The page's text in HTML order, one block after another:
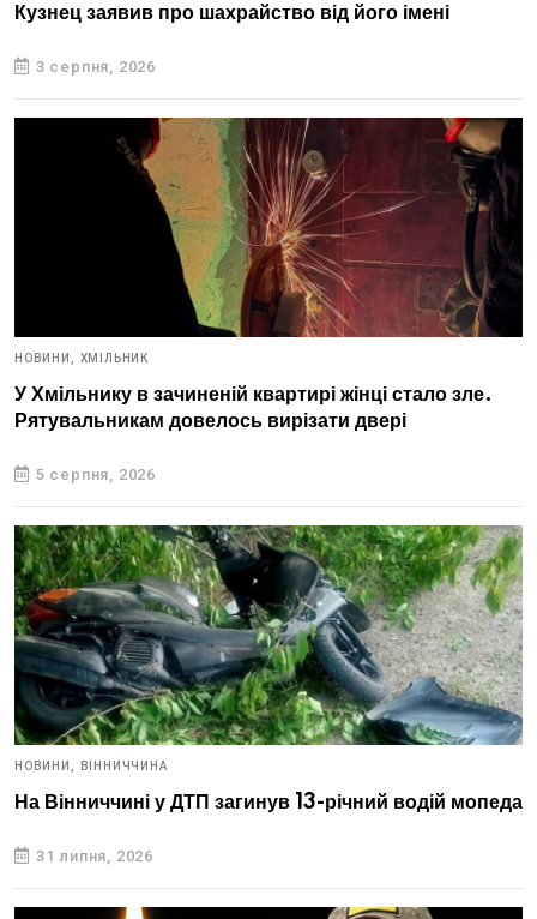
Кузнец заявив про шахрайство від його імені
3 серпня, 2026
НОВИНИ, ХМІЛЬНИК
У Хмільнику в зачиненій квартирі жінці стало зле.
Рятувальникам довелось вирізати двері
5 серпня, 2026
НОВИНИ, ВІННИЧЧИНА
На Вінниччині у ДТП загинув 13-річний водій мопеда
31 липня, 2026